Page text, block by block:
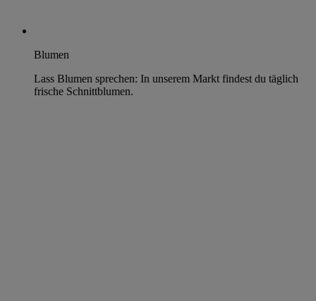
Blumen
Lass Blumen sprechen: In unserem Markt findest du täglich
frische Schnittblumen.